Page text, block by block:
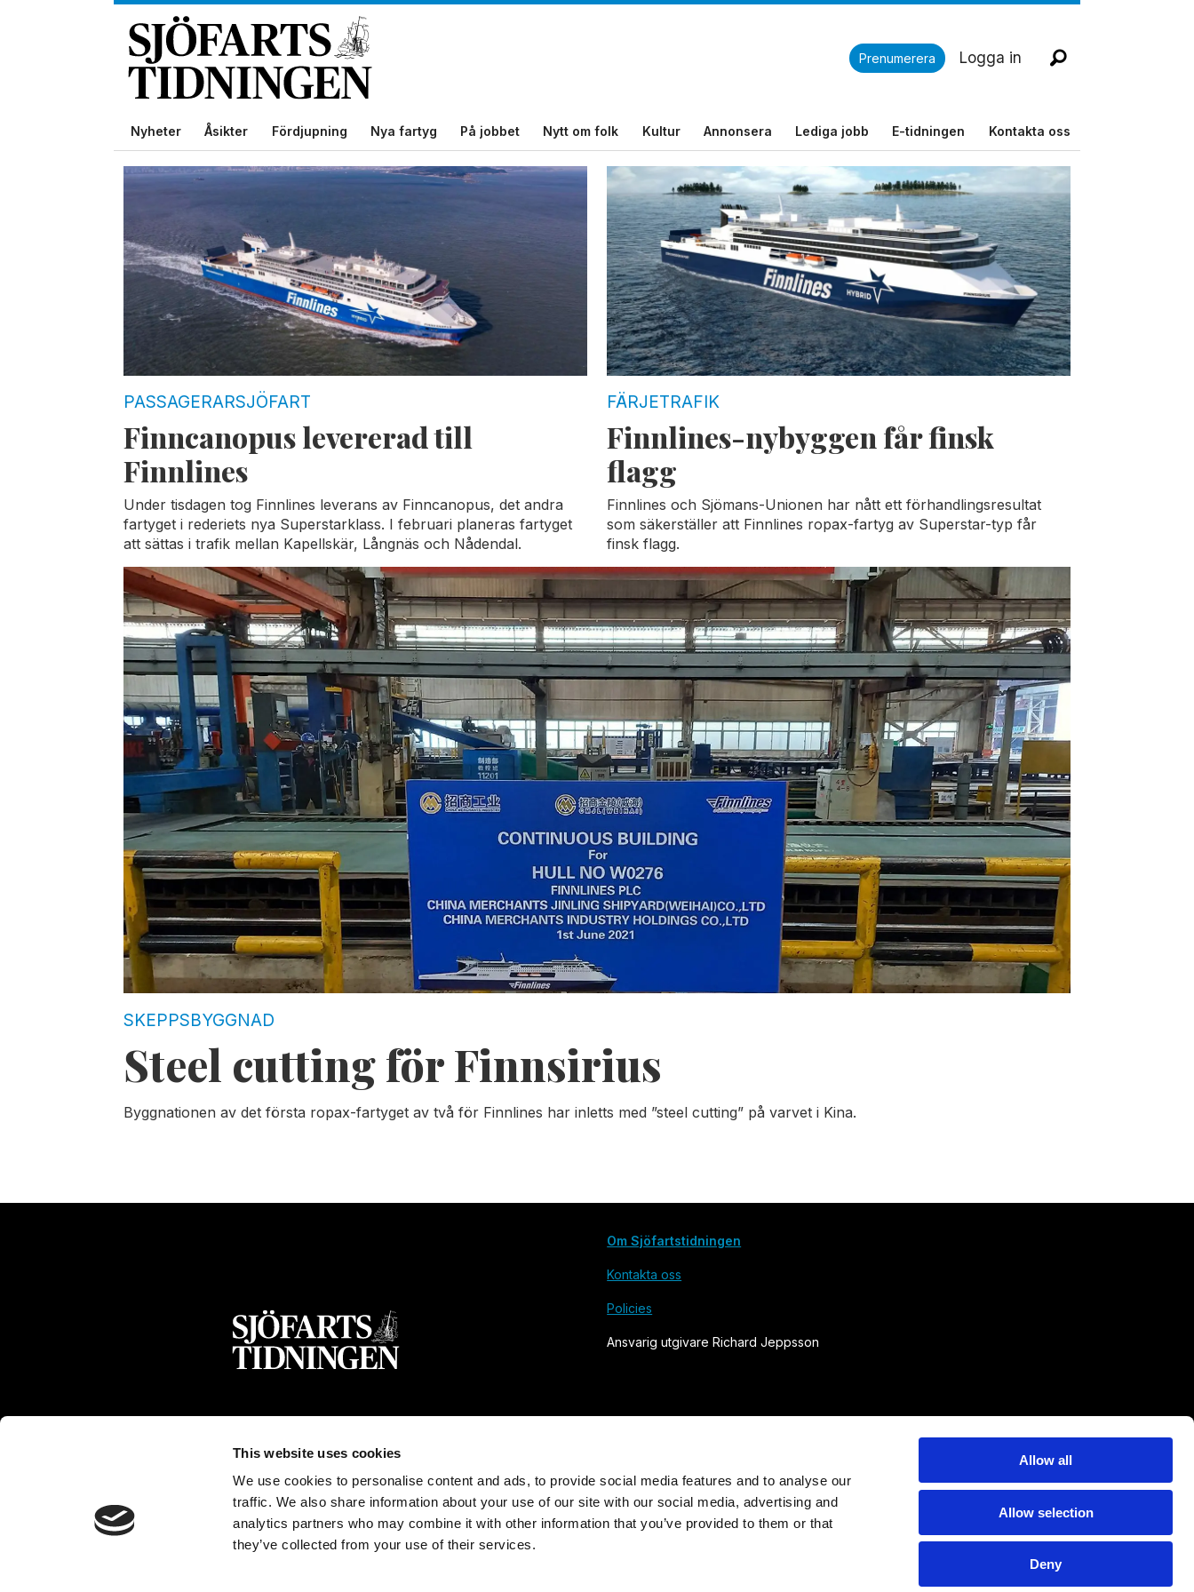
This website uses cookies
We use cookies to personalise content and ads, to provide social media features and to analyse our
traffic. We also share information about your use of our site with our social media, advertising and
analytics partners who may combine it with other information that you’ve provided to them or that
they’ve collected from your use of their services.
Allow all
Allow selection
Deny
Prenumerera Logga in
Nyheter Åsikter Fördjupning Nya fartyg På jobbet Nytt om folk Kultur Annonsera Lediga jobb E-tidningen Kontakta oss
finncanopus
PASSAGERARSJÖFART
Finncanopus levererad till
Finnlines
Under tisdagen tog Finnlines leverans av Finncanopus, det andra
fartyget i rederiets nya Superstarklass. I februari planeras fartyget
att sättas i trafik mellan Kapellskär, Långnäs och Nådendal.
FÄRJETRAFIK
Finnlines-nybyggen får finsk
flagg
Finnlines och Sjömans-Unionen har nått ett förhandlingsresultat
som säkerställer att Finnlines ropax-fartyg av Superstar-typ får
finsk flagg.
SKEPPSBYGGNAD
Steel cutting för Finnsirius
Byggnationen av det första ropax-fartyget av två för Finnlines har inletts med ”steel cutting” på varvet i Kina.
Om Sjöfartstidningen
Kontakta oss
Policies
Ansvarig utgivare Richard Jeppsson
Grundad 1905. Utges av Svensk Sjöfarts Tidnings Förlag AB